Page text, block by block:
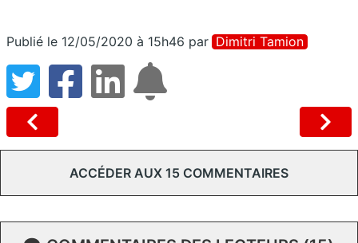
Publié le 12/05/2020 à 15h46 par Dimitri Tamion
ACCÉDER AUX 15 COMMENTAIRES